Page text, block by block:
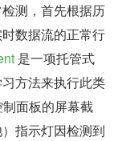
测，首先根据历
数据流的正常行
是一项托管式
方法来执行此类
制面板的屏幕截
）指示灯因检测到